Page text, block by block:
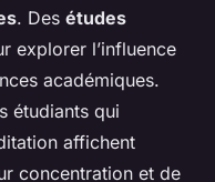
. Des études
explorer l’influence
académiques.
étudiants qui
affichent
concentration et de